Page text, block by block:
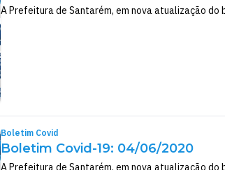
A Prefeitura de Santarém, em nova atualização
Boletim Covid
Boletim Covid-19: 04/06/2020
A Prefeitura de Santarém, em nova atualização